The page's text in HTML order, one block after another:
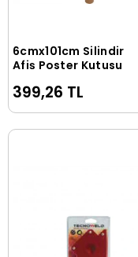
Sepete Ekle
6cmx101cm Silindir
Afiş Poster Kutusu
399,26 TL